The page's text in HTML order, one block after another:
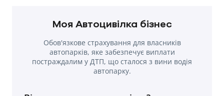
Моя Автоцивілка бізнес
Обов'язкове страхування для власників
автопарків, яке забезпечує виплати
постраждалим у ДТП, що сталося з вини водія
автопарку.